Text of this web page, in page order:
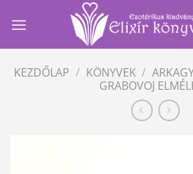
KEZDŐLAP / KÖNYVEK /
GRABOVOJ